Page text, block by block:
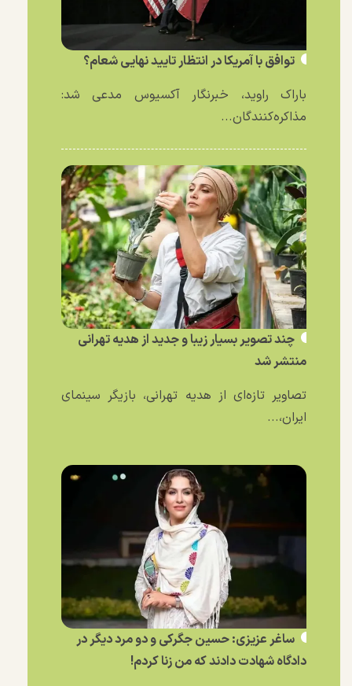
توافق با آمریکا در انتظار تایید نهایی شعام؟
باراک راوید، خبرنگار آکسیوس مدعی شد:
مذاکره‌کنندگان...
چند تصویر بسیار زیبا و جدید از هدیه تهرانی
منتشر شد
تصاویر تازه‌ای از هدیه تهرانی، بازیگر سینمای
ایران،...
ساغر عزیزی: حسین جگرکی و دو مرد دیگر در
دادگاه شهادت دادند که من زنا کردم!